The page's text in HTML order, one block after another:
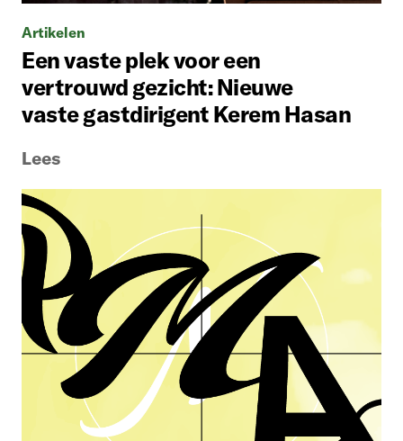
Artikelen
Een vaste plek voor een
vertrouwd gezicht: Nieuwe
vaste gastdirigent Kerem Hasan
Lees